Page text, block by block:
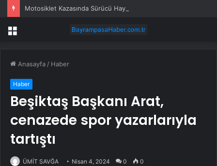
Motosiklet Kazasında Sürücü Hayatını Kaybetti
Menü
Anasayfa / Haber
Haber
Beşiktaş Başkanı Arat,
cenazede spor yazarlarıyla
tartıştı
ÜMİT SAVĞA Nisan 4, 2024 0 0